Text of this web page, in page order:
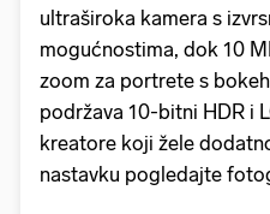
ultraširoka kamera s
mogućnostima, dok 10
zoom za portrete s
podržava 10-bitni HDR i
kreatore koji žele
nastavku pogledajte